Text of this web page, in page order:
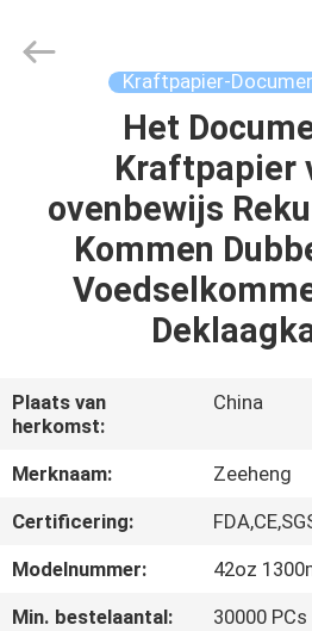
PRODUCTEN
ONGEVEER
FABRIEKSREIS
ONS
Protection
Technology
Kraftpapier-
Het
Kraftpapier
ovenbewijs
Kommen
Plaats van
herkomst:
China
Merknaam:
Zeeheng
Certificering:
Modelnummer:
42oz
Min. bestelaantal:
30000 PCs